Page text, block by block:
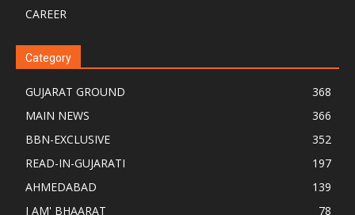
CAREER
Category
GUJARAT GROUND
368
MAIN NEWS
366
BBN-EXCLUSIVE
352
READ-IN-GUJARATI
197
AHMEDABAD
139
I AM' BHAARAT
78